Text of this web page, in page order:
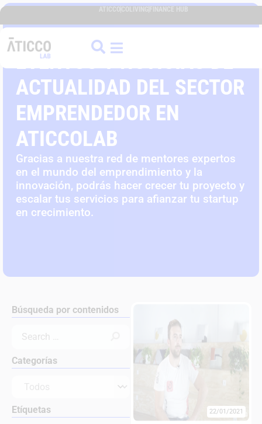
ATICCO COLIVING FINANCE HUB
EVENTOS Y NOTICIAS DE
ACTUALIDAD DEL SECTOR
EMPRENDEDOR EN
ATICCOLAB
Gracias a nuestra red de mentores expertos
en el mundo del emprendimiento y la
innovación, podrás hacer crecer tu proyecto y
escalar tus servicios para afianzar tu startup
en crecimiento.
Búsqueda por contenidos
Categorías
Etíquetas 22/01/2021